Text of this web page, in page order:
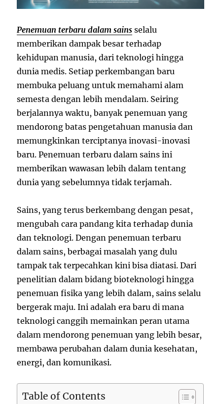
Penemuan terbaru dalam sains selalu
memberikan dampak besar terhadap
kehidupan manusia, dari teknologi hingga
dunia medis. Setiap perkembangan baru
membuka peluang untuk memahami alam
semesta dengan lebih mendalam. Seiring
berjalannya waktu, banyak penemuan yang
mendorong batas pengetahuan manusia dan
memungkinkan terciptanya inovasi-inovasi
baru. Penemuan terbaru dalam sains ini
memberikan wawasan lebih dalam tentang
dunia yang sebelumnya tidak terjamah.
Sains, yang terus berkembang dengan pesat,
mengubah cara pandang kita terhadap dunia
dan teknologi. Dengan penemuan terbaru
dalam sains, berbagai masalah yang dulu
tampak tak terpecahkan kini bisa diatasi. Dari
penelitian dalam bidang bioteknologi hingga
penemuan fisika yang lebih dalam, sains selalu
bergerak maju. Ini adalah era baru di mana
teknologi canggih memainkan peran utama
dalam mendorong penemuan yang lebih besar,
membawa perubahan dalam dunia kesehatan,
energi, dan komunikasi.
Table of Contents